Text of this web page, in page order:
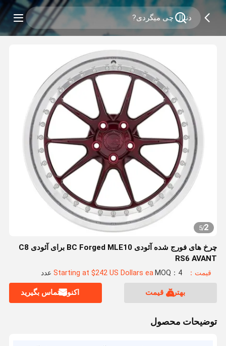
2
/
5
چرخ های فورج شده آئودی BC Forged MLE10 برای آئودی C8
RS6 AVANT
قیمت：Starting at $242 US Dollars ea MOQ：4 عدد
بهترین قیمت اکنون تماس بگیرید
توضیحات محصول